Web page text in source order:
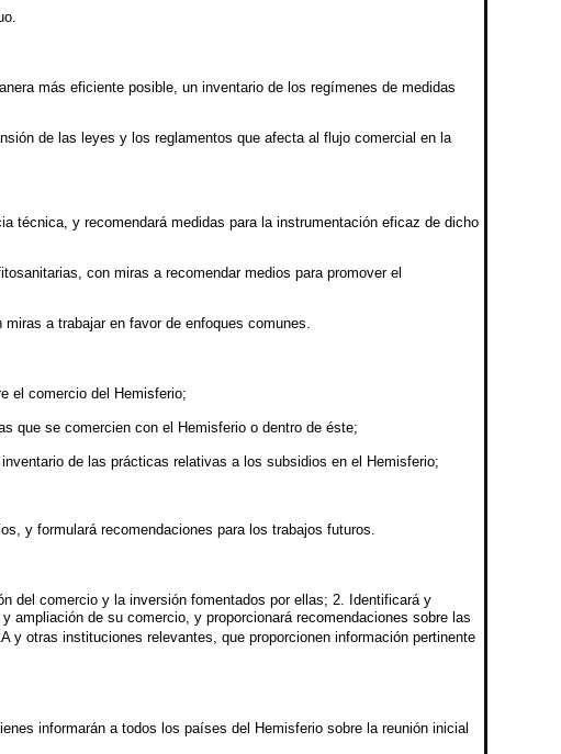
más eficiente posible, un inventario de los regímenes de medidas
de las leyes y los reglamentos que afecta al flujo comercial en la
técnica, y recomendará medidas para la instrumentación eficaz de dicho
con miras a recomendar medios para promover el
a trabajar en favor de enfoques comunes.
el comercio del Hemisferio;
que se comercien con el Hemisferio o dentro de éste;
de las prácticas relativas a los subsidios en el Hemisferio;
y formulará recomendaciones para los trabajos futuros.
del comercio y la inversión fomentados por ellas; 2. Identificará y
de su comercio, y proporcionará recomendaciones sobre las
otras instituciones relevantes, que proporcionen información pertinente
informarán a todos los países del Hemisferio sobre la reunión inicial